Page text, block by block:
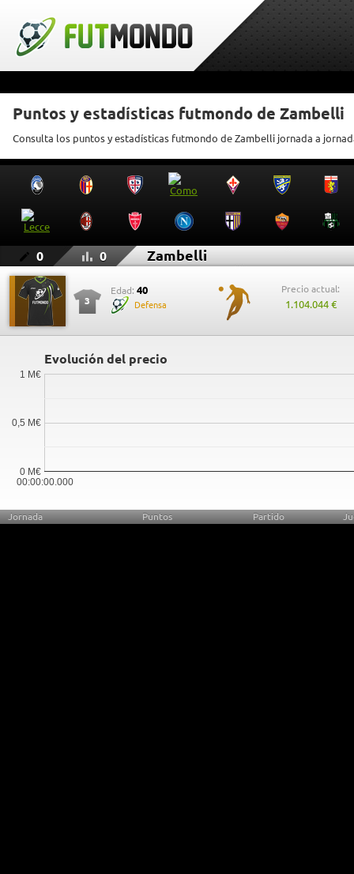
Puntos y estadísticas futmondo de Zambelli
Consulta los puntos y estadísticas futmondo de Zambelli jornada a
0 0 Zambelli
3
Edad: 40
Defensa
Precio actual:
1.104.044 €
Evolución del precio
00:00:00.000
0 M€
0,5 M€
1 M€
Jornada Puntos Partido